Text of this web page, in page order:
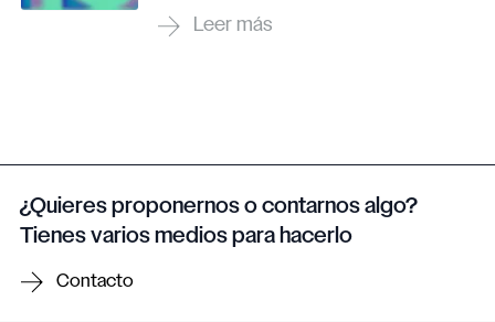
¿Quieres proponernos o contarnos algo?
Tienes varios medios para hacerlo
Contacto